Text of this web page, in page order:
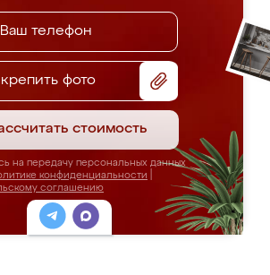
фото
стоимость
на передачу персональных данных
конфиденциальности
соглашению